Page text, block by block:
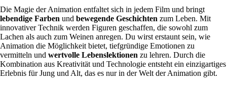
Die Magie der Animation entfaltet sich in jedem Film und bringt
lebendige Farben und bewegende Geschichten zum Leben. Mit
innovativer Technik werden Figuren geschaffen, die sowohl zum
Lachen als auch zum Weinen anregen. Du wirst erstaunt sein, wie
Animation die Möglichkeit bietet, tiefgründige Emotionen zu
vermitteln und wertvolle Lebenslektionen zu lehren. Durch die
Kombination aus Kreativität und Technologie entsteht ein einzigartiges
Erlebnis für Jung und Alt, das es nur in der Welt der Animation gibt.